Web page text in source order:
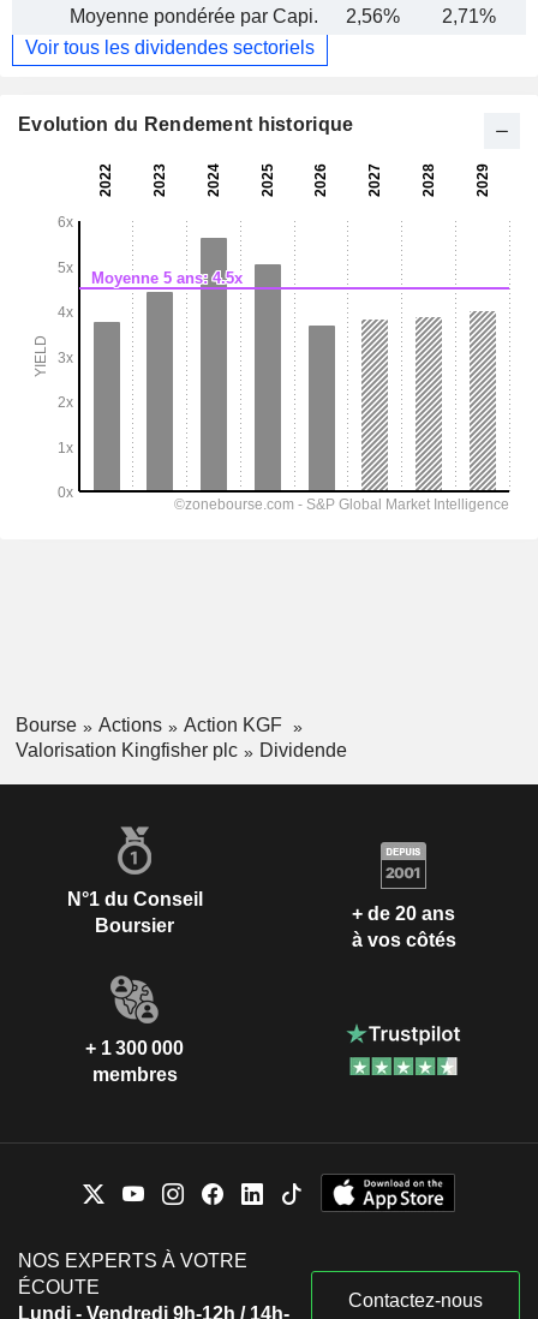
Moyenne pondérée par Capi.
2,56% 2,71%
Voir tous les dividendes sectoriels
Evolution du Rendement historique
Bourse Actions
Action KGF
Valorisation Kingfisher plc
Dividende
N°1 du Conseil
Boursier
+ de 20 ans
à vos côtés
+ 1 300 000
membres
NOS EXPERTS À VOTRE
ÉCOUTE
Lundi - Vendredi 9h-12h / 14h-
Contactez-nous